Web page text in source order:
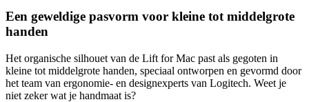
Een geweldige pasvorm voor kleine tot middelgrote
handen
Het organische silhouet van de Lift for Mac past als gegoten in
kleine tot middelgrote handen, speciaal ontworpen en gevormd door
het team van ergonomie- en designexperts van Logitech. Weet je
niet zeker wat je handmaat is?